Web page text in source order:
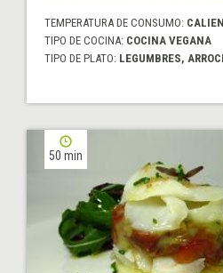
TEMPERATURA DE CONSUMO:
TIPO DE COCINA: COCINA VEGANA
TIPO DE PLATO: LEGUMBRES,
50 min